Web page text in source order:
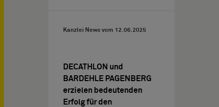
Kanzlei News vom 12.06.2025
DECATHLON und
BARDEHLE PAGENBERG
erzielen bedeutenden
Erfolg für den